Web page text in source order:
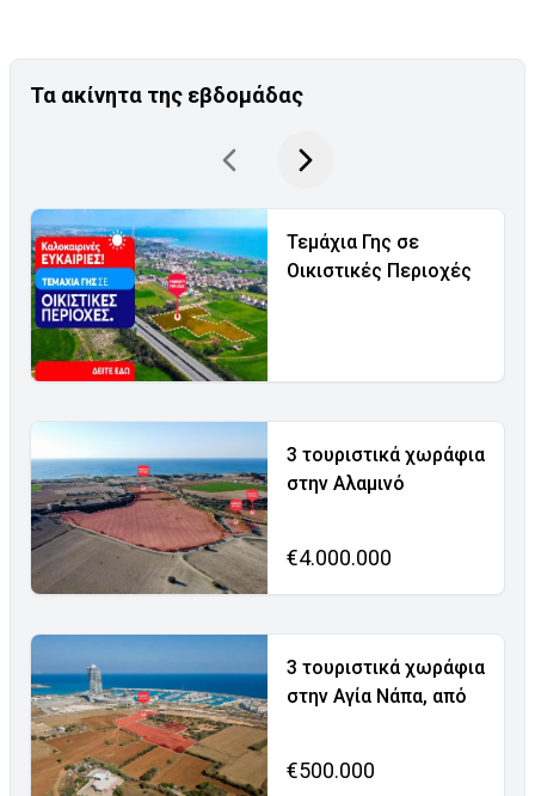
Τα ακίνητα της εβδομάδας
Τεμάχια Γης σε
Οικιστικές Περιοχές
3 τουριστικά χωράφια
στην Αλαμινό
€4.000.000
3 τουριστικά χωράφια
στην Αγία Νάπα, από
€500.000